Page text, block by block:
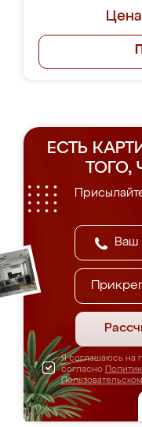
ЕСТЬ
ТОГО,
Я соглашаюсь на
согласно